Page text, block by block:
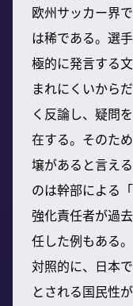
欧州サッカー界
は稀である。選
極的に発言する
まれにくいから
く反論し、疑問
在する。そのた
壌があると言え
のは幹部による
強化責任者が過
任した例もある。
対照的に、日本
とされる国民性